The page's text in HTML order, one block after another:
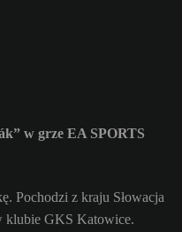
w grze EA SPORTS
Pochodzi z kraju Słowacja
klubie GKS Katowice.